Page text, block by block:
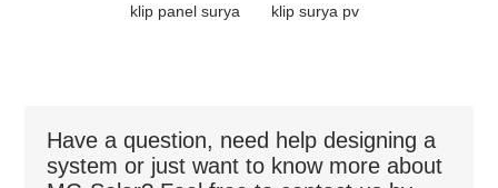
klip panel surya
klip surya pv
Have a question, need help designing a
system or just want to know more about